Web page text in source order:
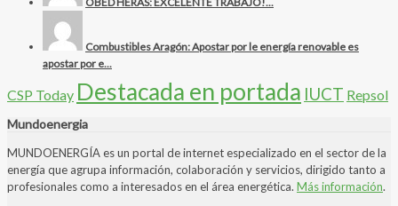
Combustibles Aragón: Apostar por le energía renovable es
apostar por e...
CSP Today Destacada en portada IUCT Repsol
Mundoenergia
MUNDOENERGÍA es un portal de internet especializado en el sector de la
energía que agrupa información, colaboración y servicios, dirigido tanto a
profesionales como a interesados en el área energética. Más información.